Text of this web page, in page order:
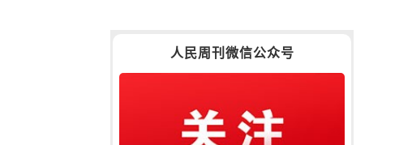
人民周刊微信公众号